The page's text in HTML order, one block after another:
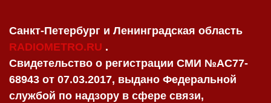
Санкт-Петербург и Ленинградская область
RADIOMETRO.RU .
Свидетельство о регистрации СМИ №AC77-
68943 от 07.03.2017, выдано Федеральной
службой по надзору в сфере связи,